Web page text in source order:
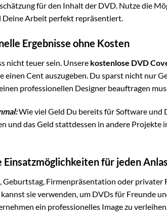
für den Inhalt der DVD. Nutze die
Deine Arbeit perfekt repräsentiert.
Ergebnisse ohne Kosten
nicht teuer sein. Unsere kostenlose DVD
einen Cent auszugeben. Du sparst nicht nur
professionellen Designer beauftragen
Wie viel Geld Du bereits für Software und
und das Geld stattdessen in andere Projekte
für jeden
Geburtstag, Firmenpräsentation oder privater
sie verwenden, um DVDs für Freunde
ein professionelles Image zu verleihen.